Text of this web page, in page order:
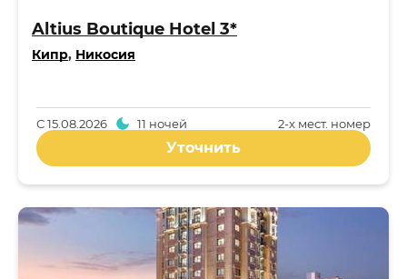
Altius Boutique Hotel 3*
Кипр, Никосия
2-x мест. номер
С15.08.2026 11 ночей
Уточнить